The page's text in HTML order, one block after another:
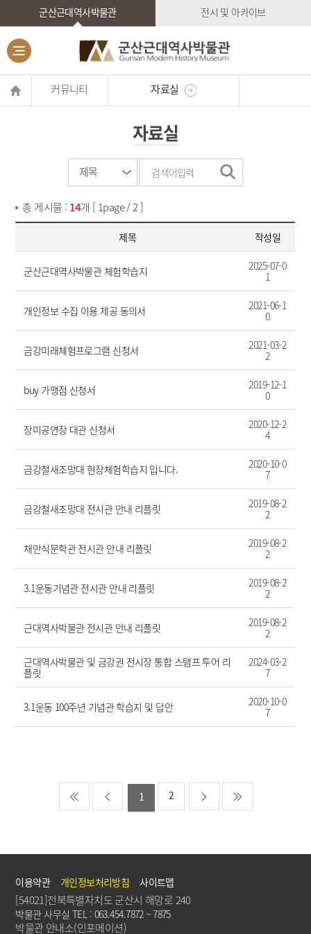
군산근대역사박물관 전시 및 아카이브
커뮤니티 자료실
자료실
총 게시물 : 14개 [ 1page / 2 ]
제목 작성일
군산근대역사박물관 체험학습지
2025-07-0
1
개인정보 수집 이용 제공 동의서
2021-06-1
0
금강미래체험프로그램 신청서
2021-03-2
2
buy 가맹점 신청서
2019-12-1
0
장미공연장 대관 신청서
2020-12-2
4
금강철새조망대 현장체험학습지 입니다.
2020-10-0
7
금강철새조망대 전시관 안내 리플릿
2019-08-2
2
채만식문학관 전시관 안내 리플릿
2019-08-2
2
3.1운동기념관 전시관 안내 리플릿
2019-08-2
2
근대역사박물관 전시관 안내 리플릿
2019-08-2
2
근대역사박물관 및 금강권 전시장 통합 스탬프 투어 리
플릿
2024-03-2
7
3.1운동 100주년 기념관 학습지 및 답안
2020-10-0
7
1 2
이용약관 개인정보처리방침 사이트맵
[54021]전북특별자치도 군산시 해망로 240
박물관 사무실 TEL : 063.454.7872 ~ 7875
박물관 안내소(인포메이션)